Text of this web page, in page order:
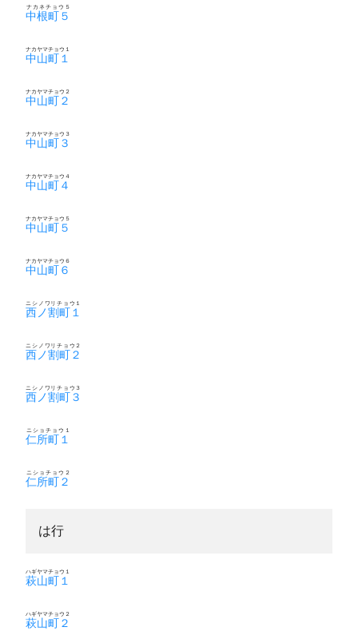
中根町５
ナカネチョウ５
中山町１
ナカヤマチョウ１
中山町２
ナカヤマチョウ２
中山町３
ナカヤマチョウ３
中山町４
ナカヤマチョウ４
中山町５
ナカヤマチョウ５
中山町６
ナカヤマチョウ６
西ノ割町１
ニシノワリチョウ１
西ノ割町２
ニシノワリチョウ２
西ノ割町３
ニシノワリチョウ３
仁所町１
ニショチョウ１
仁所町２
ニショチョウ２
は行
萩山町１
ハギヤマチョウ１
萩山町２
ハギヤマチョウ２